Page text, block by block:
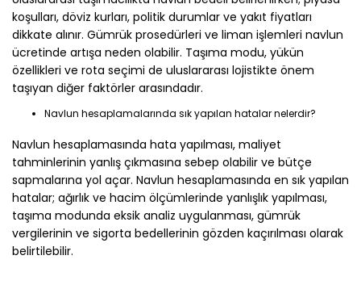
koşulları, döviz kurları, politik durumlar ve yakıt fiyatları
dikkate alınır. Gümrük prosedürleri ve liman işlemleri navlun
ücretinde artışa neden olabilir. Taşıma modu, yükün
özellikleri ve rota seçimi de uluslararası lojistikte önem
taşıyan diğer faktörler arasındadır.
Navlun hesaplamalarında sık yapılan hatalar nelerdir?
Navlun hesaplamasında hata yapılması, maliyet
tahminlerinin yanlış çıkmasına sebep olabilir ve bütçe
sapmalarına yol açar. Navlun hesaplamasında en sık yapılan
hatalar; ağırlık ve hacim ölçümlerinde yanlışlık yapılması,
taşıma modunda eksik analiz uygulanması, gümrük
vergilerinin ve sigorta bedellerinin gözden kaçırılması olarak
belirtilebilir.